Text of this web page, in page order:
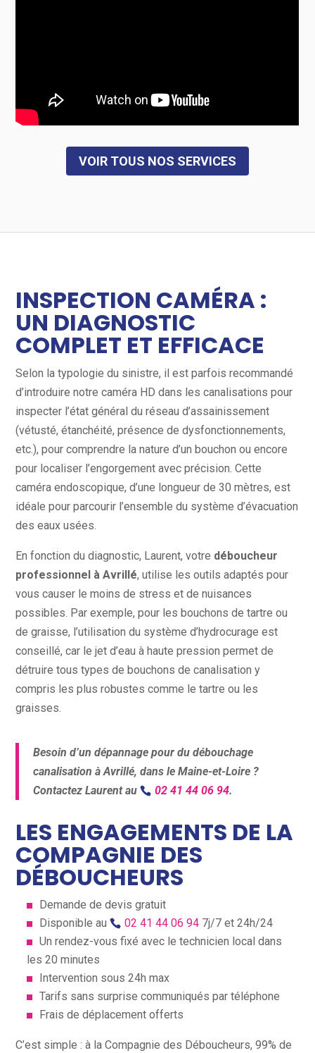
VOIR TOUS NOS SERVICES
INSPECTION CAMÉRA :
UN DIAGNOSTIC
COMPLET ET EFFICACE
Selon la typologie du sinistre, il est parfois recommandé
d’introduire notre caméra HD dans les canalisations pour
inspecter l’état général du réseau d’assainissement
(vétusté, étanchéité, présence de dysfonctionnements,
etc.), pour comprendre la nature d’un bouchon ou encore
pour localiser l’engorgement avec précision. Cette
caméra endoscopique, d’une longueur de 30 mètres, est
idéale pour parcourir l’ensemble du système d’évacuation
des eaux usées.
En fonction du diagnostic, Laurent, votre déboucheur
professionnel à Avrillé, utilise les outils adaptés pour
vous causer le moins de stress et de nuisances
possibles. Par exemple, pour les bouchons de tartre ou
de graisse, l’utilisation du système d’hydrocurage est
conseillé, car le jet d’eau à haute pression permet de
détruire tous types de bouchons de canalisation y
compris les plus robustes comme le tartre ou les
graisses.
Besoin d’un dépannage pour du débouchage
canalisation à Avrillé, dans le Maine-et-Loire ?
Contactez Laurent au
02 41 44 06 94.
LES ENGAGEMENTS DE LA
COMPAGNIE DES
DÉBOUCHEURS
Demande de devis gratuit
Disponible au
02 41 44 06 94 7j/7 et 24h/24
Un rendez-vous fixé avec le technicien local dans
les 20 minutes
Intervention sous 24h max
Tarifs sans surprise communiqués par téléphone
Frais de déplacement offerts
C’est simple : à la Compagnie des Déboucheurs, 99% de